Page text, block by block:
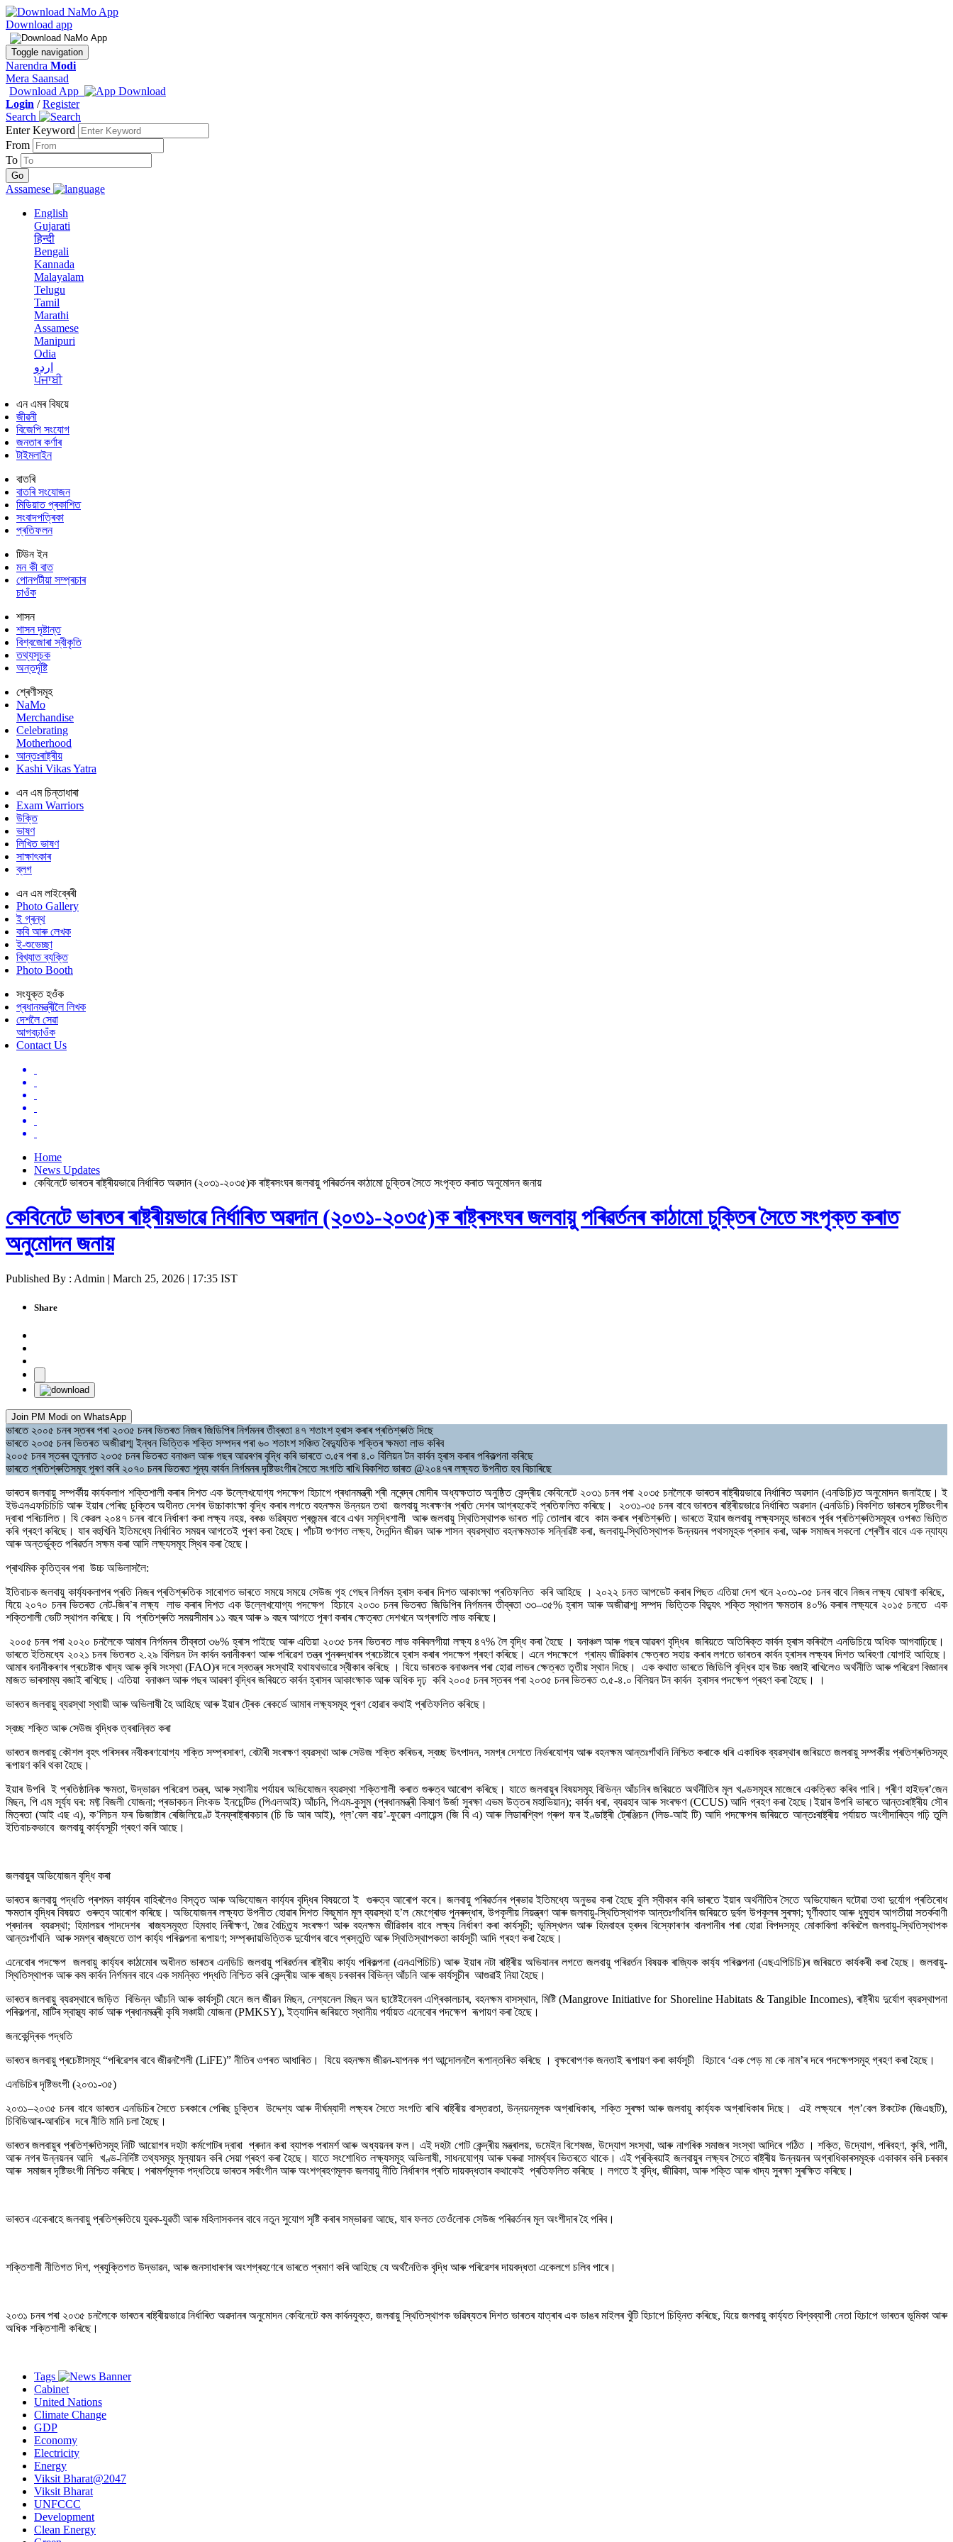
Download app
Toggle navigation
Narendra Modi
Mera Saansad
Download App
Login /Register
Search
Enter Keyword
From
To
Assamese
English
Gujarati
हिन्दी
Bengali
Kannada
Malayalam
Telugu
Tamil
Marathi
Assamese
Manipuri
Odia
اردو
ਪੰਜਾਬੀ
এন এমৰ বিষয়ে
জীৱনী
বিজেপি সংযোগ
জনতাৰ কৰ্ণাৰ
টাইমলাইন
বাতৰি
বাতৰি সংযোজন
মিডিয়াত প্ৰকাশিত
সংবাদপত্ৰিকা
প্ৰতিফলন
টিউন ইন
মন কী বাত
পোনপটীয়া সম্প্ৰচাৰ
চাওঁক
শাসন
শাসন দৃষ্টান্ত
বিশ্বজোৰা স্বীকৃতি
তথ্যসূচক
অন্তৰ্দৃষ্টি
শ্ৰেণীসমূহ
NaMo
Merchandise
Celebrating
Motherhood
আন্তঃৰাষ্ট্ৰীয়
Kashi Vikas Yatra
এন এম চিন্তাধাৰা
Exam Warriors
উক্তি
ভাষণ
লিখিত ভাষণ
সাক্ষাৎকাৰ
ব্লগ
এন এম লাইব্ৰেৰী
Photo Gallery
ই গ্ৰন্থ
কবি আৰু লেখক
ই-শুভেচ্ছা
বিখ্যাত ব্যক্তি
Photo Booth
সংযুক্ত হওঁক
প্ৰধানমন্ত্ৰীলৈ লিখক
দেশলৈ সেৱা
আগবঢ়াওঁক
Contact Us
Home
News Updates
কেবিনেটে ভাৰতৰ ৰাষ্ট্ৰীয়ভাৱে নিৰ্ধাৰিত অৱদান (২০৩১-২০৩৫)ক ৰাষ্ট্ৰসংঘৰ জলবায়ু পৰিৱৰ্তনৰ কাঠামো চুক্তিৰ সৈতে সংপৃক্ত কৰাত অনুমোদন জনায়
কেবিনেটে ভাৰতৰ ৰাষ্ট্ৰীয়ভাৱে নিৰ্ধাৰিত অৱদান (২০৩১-২০৩৫)ক ৰাষ্ট্ৰসংঘৰ জলবায়ু পৰিৱৰ্তনৰ কাঠামো চুক্তিৰ সৈতে সংপৃক্ত কৰাত
অনুমোদন জনায়
Published By : Admin | March 25, 2026 | 17:35 IST
Share
Join PM Modi on WhatsApp
ভাৰতে ২০০৫ চনৰ স্তৰৰ পৰা ২০৩৫ চনৰ ভিতৰত নিজৰ জিডিপিৰ নিৰ্গমনৰ তীব্ৰতা ৪৭ শতাংশ হ্ৰাস কৰাৰ প্ৰতিশ্ৰুতি দিছে
ভাৰতে ২০৩৫ চনৰ ভিতৰত অজীৱাশ্ম ইন্ধন ভিত্তিক শক্তি সম্পদৰ পৰা ৬০ শতাংশ সঞ্চিত বৈদ্যুতিক শক্তিৰ ক্ষমতা লাভ কৰিব
২০০৫ চনৰ স্তৰৰ তুলনাত ২০৩৫ চনৰ ভিতৰত বনাঞ্চল আৰু গছৰ আৱৰণৰ বৃদ্ধি কৰি ভাৰতে ৩.৫ৰ পৰা ৪.০ বিলিয়ন টন কাৰ্বন হ্ৰাস কৰাৰ পৰিকল্পনা কৰিছে
ভাৰতে প্ৰতিশ্ৰুতিসমূহ পূৰণ কৰি ২০৭০ চনৰ ভিতৰত শূন্য কাৰ্বন নিৰ্গমনৰ দৃষ্টিভংগীৰ সৈতে সংগতি ৰাখি বিকশিত ভাৰত @২০৪৭ৰ লক্ষ্যত উপনীত হব বিচাৰিছে
ভাৰতৰ জলবায়ু সম্পৰ্কীয় কাৰ্যকলাপ শক্তিশালী কৰাৰ দিশত এক উল্লেখযোগ্য পদক্ষেপ হিচাপে প্ৰধানমন্ত্ৰী শ্ৰী নৰেন্দ্ৰ মোদীৰ অধ্যক্ষতাত অনুষ্ঠিত কেন্দ্ৰীয় কেবিনেটে ২০৩১ চনৰ পৰা ২০৩৫ চনলৈকে ভাৰতৰ ৰাষ্ট্ৰীয়ভাৱে নিৰ্ধাৰিত অৱদান (এনডিচি)ত অনুমোদন জনাইছে। ই
ইউএনএফচিচিচি আৰু ইয়াৰ পেৰিছ চুক্তিৰ অধীনত দেশৰ উচ্চাকাংক্ষা বৃদ্ধি কৰাৰ লগতে বহনক্ষম উন্নয়ন তথা জলবায়ু সংৰক্ষণৰ প্ৰতি দেশৰ আগ্ৰহকেই প্ৰতিফলিত কৰিছে। ২০৩১-৩৫ চনৰ বাবে ভাৰতৰ ৰাষ্ট্ৰীয়ভাৱে নিৰ্ধাৰিত অৱদান (এনডিচি) বিকশিত ভাৰতৰ দৃষ্টিভংগীৰ
দ্বাৰা পৰিচালিত। যি কেৱল ২০৪৭ চনৰ বাবে নিৰ্ধাৰণ কৰা লক্ষ্য নহয়, বৰঞ্চ ভৱিষ্যত প্ৰজন্মৰ বাবে এখন সমৃদ্ধিশালী আৰু জলবায়ু স্থিতিস্থাপক ভাৰত গঢ়ি তোলাৰ বাবে কাম কৰাৰ প্ৰতিশ্ৰুতি। ভাৰতে ইয়াৰ জলবায়ু লক্ষ্যসমূহ ভাৰতৰ পূৰ্বৰ প্ৰতিশ্ৰুতিসমূহৰ ওপৰত ভিত্তি
কৰি গ্ৰহণ কৰিছে। যাৰ বহুখিনি ইতিমধ্যে নিৰ্ধাৰিত সময়ৰ আগতেই পূৰণ কৰা হৈছে। পাঁচটা গুণগত লক্ষ্য, দৈনন্দিন জীৱন আৰু শাসন ব্যৱস্থাত বহনক্ষমতাক সন্নিৱিষ্ট কৰা, জলবায়ু-স্থিতিস্থাপক উন্নয়নৰ পথসমূহক প্ৰসাৰ কৰা, আৰু সমাজৰ সকলো শ্ৰেণীৰ বাবে এক ন্যায্য
আৰু অন্তৰ্ভুক্ত পৰিৱৰ্তন সক্ষম কৰা আদি লক্ষ্যসমূহ স্থিৰ কৰা হৈছে।
প্ৰাথমিক কৃতিত্বৰ পৰা উচ্চ অভিলাসলৈ:
ইতিবাচক জলবায়ু কাৰ্য্যকলাপৰ প্ৰতি নিজৰ প্ৰতিশ্ৰুতিক সাৰোগত ভাৰতে সময়ে সময়ে সেউজ গৃহ গেছৰ নিৰ্গমন হ্ৰাস কৰাৰ দিশত আকাংক্ষা প্ৰতিফলিত কৰি আহিছে । ২০২২ চনত আপডেট কৰাৰ পিছত এতিয়া দেশ খনে ২০৩১-৩৫ চনৰ বাবে নিজৰ লক্ষ্য ঘোষণা কৰিছে,
যিয়ে ২০৭০ চনৰ ভিতৰত নেট-জিৰ’ৰ লক্ষ্য লাভ কৰাৰ দিশত এক উল্লেখযোগ্য পদক্ষেপ হিচাবে ২০৩০ চনৰ ভিতৰত জিডিপিৰ নিৰ্গমনৰ তীব্ৰতা ৩৩–৩৫% হ্ৰাস আৰু অজীৱাশ্ম সম্পদ ভিত্তিক বিদ্যুৎ শক্তি স্থাপন ক্ষমতাৰ ৪০% কৰাৰ লক্ষ্যৰে ২০১৫ চনতে এক
শক্তিশালী ভেটি স্থাপন কৰিছে। যি প্ৰতিশ্ৰুতি সময়সীমাৰ ১১ বছৰ আৰু ৯ বছৰ আগতে পূৰণ কৰাৰ ক্ষেত্ৰত দেশখনে অগ্ৰগতি লাভ কৰিছে।
২০০৫ চনৰ পৰা ২০২০ চনলৈকে আমাৰ নিৰ্গমনৰ তীব্ৰতা ৩৬% হ্ৰাস পাইছে আৰু এতিয়া ২০৩৫ চনৰ ভিতৰত লাভ কৰিবলগীয়া লক্ষ্য ৪৭% লৈ বৃদ্ধি কৰা হৈছে । বনাঞ্চল আৰু গছৰ আৱৰণ বৃদ্ধিৰ জৰিয়তে অতিৰিক্ত কাৰ্বন হ্ৰাস কৰিবলৈ এনডিচিয়ে অধিক আগবাঢ়িছে।
ভাৰতে ইতিমধ্যে ২০২১ চনৰ ভিতৰত ২.২৯ বিলিয়ন টন কাৰ্বন বনানীকৰণ আৰু পৰিৱেশ তন্ত্ৰ পুনৰুদ্ধাৰৰ প্ৰচেষ্টাৰে হ্ৰাস কৰাৰ পদক্ষেপ গ্ৰহণ কৰিছে। এনে পদক্ষেপে গ্ৰাম্য জীৱিকাৰ ক্ষেত্ৰত সহায় কৰাৰ লগতে ভাৰতৰ কাৰ্বন হ্ৰাসৰ লক্ষ্যৰ দিশত অৰিহণা যোগাই আহিছে।
আমাৰ বনানীকৰণৰ প্ৰচেষ্টাক খাদ্য আৰু কৃষি সংস্থা (FAO)ৰ দৰে স্বতন্ত্ৰ সংস্থাই যথাযথভাৱে স্বীকাৰ কৰিছে । যিয়ে ভাৰতক বনাঞ্চলৰ পৰা হোৱা লাভৰ ক্ষেত্ৰত তৃতীয় স্থান দিছে। এক কথাত ভাৰতে জিডিপি বৃদ্ধিৰ হাৰ উচ্চ বজাই ৰাখিলেও অৰ্থনীতি আৰু পৰিৱেশ বিজ্ঞানৰ
মাজত ভাৰসাম্য বজাই ৰাখিছে। এতিয়া বনাঞ্চল আৰু গছৰ আৱৰণ বৃদ্ধিৰ জৰিয়তে কাৰ্বন হ্ৰাসৰ আকাংক্ষাক আৰু অধিক দৃঢ় কৰি ২০০৫ চনৰ স্তৰৰ পৰা ২০৩৫ চনৰ ভিতৰত ৩.৫-৪.০ বিলিয়ন টন কাৰ্বন হ্ৰাসৰ পদক্ষেপ গ্ৰহণ কৰা হৈছে। ।
ভাৰতৰ জলবায়ু ব্যৱস্থা স্থায়ী আৰু অভিলাষী হৈ আহিছে আৰু ইয়াৰ ট্ৰেক ৰেকৰ্ডে আমাৰ লক্ষ্যসমূহ পূৰণ হোৱাৰ কথাই প্ৰতিফলিত কৰিছে।
স্বচ্ছ শক্তি আৰু সেউজ বৃদ্ধিক ত্বৰান্বিত কৰা
ভাৰতৰ জলবায়ু কৌশল বৃহৎ পৰিসৰৰ নবীকৰণযোগ্য শক্তি সম্প্ৰসাৰণ, বেটাৰী সংৰক্ষণ ব্যৱস্থা আৰু সেউজ শক্তি কৰিডৰ, স্বচ্ছ উৎপাদন, সমগ্ৰ দেশতে নিৰ্ভৰযোগ্য আৰু বহনক্ষম আন্তঃগাঁথনি নিশ্চিত কৰাকে ধৰি একাধিক ব্যৱস্থাৰ জৰিয়তে জলবায়ু সম্পৰ্কীয় প্ৰতিশ্ৰুতিসমূহ
ৰূপায়ণ কৰি থকা হৈছে।
ইয়াৰ উপৰি ই প্ৰতিষ্ঠানিক ক্ষমতা, উদ্ভাৱন পৰিৱেশ তন্ত্ৰ, আৰু স্থানীয় পৰ্যায়ৰ অভিযোজন ব্যৱস্থা শক্তিশালী কৰাত গুৰুত্ব আৰোপ কৰিছে। যাতে জলবায়ুৰ বিষয়সমূহ বিভিন্ন আঁচনিৰ জৰিয়তে অৰ্থনীতিৰ মূল খণ্ডসমূহৰ মাজেৰে একত্ৰিত কৰিব পাৰি। গ্ৰীণ হাইড্ৰ’জেন
মিছন, পি এম সূৰ্য্য ঘৰ: মফ্ট বিজলী যোজনা; প্ৰডাকচন লিংকড ইনচেন্টিভ (পিএলআই) আঁচনি, পিএম-কুসুম (প্ৰধানমন্ত্ৰী কিষাণ উৰ্জা সুৰক্ষা এভম উত্তৰ মহাভিয়ান); কাৰ্বন ধৰা, ব্যৱহাৰ আৰু সংৰক্ষণ (CCUS) আদি গ্ৰহণ কৰা হৈছে।ইয়াৰ উপৰি ভাৰতে আন্তঃৰাষ্ট্ৰীয় সৌৰ
মিত্ৰতা (আই এছ এ), ক’লিচন ফৰ ডিজাষ্টাৰ ৰেজিলিয়েণ্ট ইনফ্ৰাষ্ট্ৰাকচাৰ (চি ডি আৰ আই), গ্ল’বেল বায়’-ফুৱেল এলায়েন্স (জি বি এ) আৰু লিডাৰশ্বিপ গ্ৰুপ ফৰ ইণ্ডাষ্ট্ৰী ট্ৰেঞ্জিচন (লিড-আই টি) আদি পদক্ষেপৰ জৰিয়তে আন্তঃৰাষ্ট্ৰীয় পৰ্যায়ত অংশীদাৰিত্ব গঢ়ি তুলি
ইতিবাচকভাবে জলবায়ু কাৰ্য্যসূচী গ্ৰহণ কৰি আছে।
জলবায়ুৰ অভিযোজন বৃদ্ধি কৰা
ভাৰতৰ জলবায়ু পদ্ধতি প্ৰশমন কাৰ্য্যৰ বাহিৰলৈও বিস্তৃত আৰু অভিযোজন কাৰ্য্যৰ বৃদ্ধিৰ বিষয়তো ই গুৰুত্ব আৰোপ কৰে। জলবায়ু পৰিৱৰ্তনৰ প্ৰভাৱ ইতিমধ্যে অনুভৱ কৰা হৈছে বুলি স্বীকাৰ কৰি ভাৰতে ইয়াৰ অৰ্থনীতিৰ সৈতে অভিযোজন ঘটোৱা তথা দুৰ্যোগ প্ৰতিৰোধ
ক্ষমতাৰ বৃদ্ধিৰ বিষয়ত গুৰুত্ব আৰোপ কৰিছে। অভিযোজনৰ লক্ষ্যত উপনীত হোৱাৰ দিশত কিছুমান মূল ব্যৱস্থা হ’ল মেংগ্ৰোভ পুনৰুদ্ধাৰ, উপকূলীয় নিয়ন্ত্ৰণ আৰু জলবায়ু-স্থিতিস্থাপক আন্তঃগাঁথনিৰ জৰিয়তে দুৰ্বল উপকূলৰ সুৰক্ষা; ঘূৰ্ণীবতাহ আৰু ধুমুহাৰ আগতীয়া সতৰ্কবাণী
প্ৰদানৰ ব্যৱস্থা; হিমালয়ৰ পাদদেশৰ ৰাজ্যসমূহত হিমবাহ নিৰীক্ষণ, জৈৱ বৈচিত্ৰ্য সংৰক্ষণ আৰু বহনক্ষম জীৱিকাৰ বাবে লক্ষ্য নিৰ্ধাৰণ কৰা কাৰ্যসূচী; ভূমিস্খলন আৰু হিমবাহৰ হ্ৰদৰ বিস্ফোৰণৰ বানপানীৰ পৰা হোৱা বিপদসমূহ মোকাবিলা কৰিবলৈ জলবায়ু-স্থিতিস্থাপক
আন্তঃগাঁথনি আৰু সমগ্ৰ ৰাজ্যতে তাপ কাৰ্য্য পৰিকল্পনা ৰূপায়ণ; সম্প্ৰদায়ভিত্তিক দুৰ্যোগৰ বাবে প্ৰস্তুতি আৰু স্থিতিস্থাপকতা কাৰ্যসূচী আদি গ্ৰহণ কৰা হৈছে।
এনেবোৰ পদক্ষেপ জলবায়ু কাৰ্য্যৰ কাঠামোৰ অধীনত ভাৰতৰ এনডিচি জলবায়ু পৰিৱৰ্তনৰ ৰাষ্ট্ৰীয় কাৰ্য্য পৰিকল্পনা (এনএপিচিচি) আৰু ইয়াৰ নটা ৰাষ্ট্ৰীয় অভিযানৰ লগতে জলবায়ু পৰিৱৰ্তন বিষয়ক ৰাজ্যিক কাৰ্য্য পৰিকল্পনা (এছএপিচিচি)ৰ জৰিয়তে কাৰ্যকৰী কৰা হৈছে। জলবায়ু-
স্থিতিস্থাপক আৰু কম কাৰ্বন নিৰ্গমনৰ বাবে এক সমন্বিত পদ্ধতি নিশ্চিত কৰি কেন্দ্ৰীয় আৰু ৰাজ্য চৰকাৰৰ বিভিন্ন আঁচনি আৰু কাৰ্যসূচীৰ আগুৱাই নিয়া হৈছে।
ভাৰতৰ জলবায়ু ব্যৱস্থাৰে জড়িত বিভিন্ন আঁচনি আৰু কাৰ্যসূচী যেনে জল জীৱন মিছন, নেশ্যনেল মিছন অন ছাষ্টেইনেবল এগ্ৰিকালচাৰ, বহনক্ষম বাসস্থান, মিষ্টি (Mangrove Initiative for Shoreline Habitats & Tangible Incomes), ৰাষ্ট্ৰীয় দুৰ্যোগ ব্যৱস্থাপনা
পৰিকল্পনা, মাটিৰ স্বাস্থ্য কাৰ্ড আৰু প্ৰধানমন্ত্ৰী কৃষি সঞ্চায়ী যোজনা (PMKSY), ইত্যাদিৰ জৰিয়তে স্থানীয় পৰ্যায়ত এনেবোৰ পদক্ষেপ ৰূপায়ণ কৰা হৈছে।
জনকেন্দ্ৰিক পদ্ধতি
ভাৰতৰ জলবায়ু প্ৰচেষ্টাসমূহ “পৰিৱেশৰ বাবে জীৱনশৈলী (LiFE)” নীতিৰ ওপৰত আধাৰিত। যিয়ে বহনক্ষম জীৱন-যাপনক গণ আন্দোলনলৈ ৰূপান্তৰিত কৰিছে । বৃক্ষৰোপণক জনতাই ৰূপায়ণ কৰা কাৰ্যসূচী হিচাবে ‘এক পেড় মা কে নাম’ৰ দৰে পদক্ষেপসমূহ গ্ৰহণ কৰা হৈছে।
এনডিচিৰ দৃষ্টিভংগী (২০৩১-৩৫)
২০৩১–২০৩৫ চনৰ বাবে ভাৰতৰ এনডিচিৰ সৈতে চৰকাৰে পেৰিছ চুক্তিৰ উদ্দেশ্য আৰু দীৰ্ঘম্যাদী লক্ষ্যৰ সৈতে সংগতি ৰাখি ৰাষ্ট্ৰীয় বাস্তৱতা, উন্নয়নমূলক অগ্ৰাধিকাৰ, শক্তি সুৰক্ষা আৰু জলবায়ু কাৰ্য্যক অগ্ৰাধিকাৰ দিছে। এই লক্ষ্যৰে গ্ল’বেল ষ্টকটেক (জিএছটি),
চিবিডিআৰ-আৰচিৰ দৰে নীতি মানি চলা হৈছে।
ভাৰতৰ জলবায়ুৰ প্ৰতিশ্ৰুতিসমূহ নিটি আয়োগৰ দহটা কৰ্মগোটৰ দ্বাৰা প্ৰদান কৰা ব্যাপক পৰামৰ্শ আৰু অধ্যয়নৰ ফল। এই দহটা গোট কেন্দ্ৰীয় মন্ত্ৰালয়, ডমেইন বিশেষজ্ঞ, উদ্যোগ সংস্থা, আৰু নাগৰিক সমাজৰ সংস্থা আদিৰে গঠিত । শক্তি, উদ্যোগ, পৰিবহণ, কৃষি, পানী,
আৰু নগৰ উন্নয়নৰ আদি খণ্ড-নিৰ্দিষ্ট তথ্যসমূহ মূল্যায়ন কৰি সেয়া গ্ৰহণ কৰা হৈছে। যাতে সংশোধিত লক্ষ্যসমূহ অভিলাষী, সাধনযোগ্য আৰু ঘৰুৱা সামৰ্থ্যৰ ভিতৰতে থাকে। এই প্ৰক্ৰিয়াই জলবায়ুৰ লক্ষ্যৰ সৈতে ৰাষ্ট্ৰীয় উন্নয়নৰ অগ্ৰাধিকাৰসমূহক একাকাৰ কৰি চৰকাৰ
আৰু সমাজৰ দৃষ্টিভংগী নিশ্চিত কৰিছে। পৰামৰ্শমূলক পদ্ধতিয়ে ভাৰতৰ সৰ্বাংগীন আৰু অংশগ্ৰহণমূলক জলবায়ু নীতি নিৰ্ধাৰণৰ প্ৰতি দায়বদ্ধতাৰ কথাকেই প্ৰতিফলিত কৰিছে । লগতে ই বৃদ্ধি, জীৱিকা, আৰু শক্তি আৰু খাদ্য সুৰক্ষা সুৰক্ষিত কৰিছে।
ভাৰতৰ একেৰাহে জলবায়ু প্ৰতিশ্ৰুতিয়ে যুৱক-যুৱতী আৰু মহিলাসকলৰ বাবে নতুন সুযোগ সৃষ্টি কৰাৰ সম্ভাৱনা আছে, যাৰ ফলত তেওঁলোক সেউজ পৰিৱৰ্তনৰ মূল অংশীদাৰ হৈ পৰিব।
শক্তিশালী নীতিগত দিশ, প্ৰযুক্তিগত উদ্ভাৱন, আৰু জনসাধাৰণৰ অংশগ্ৰহণেৰে ভাৰতে প্ৰমাণ কৰি আহিছে যে অৰ্থনৈতিক বৃদ্ধি আৰু পৰিৱেশৰ দায়বদ্ধতা একেলগে চলিব পাৰে।
২০৩১ চনৰ পৰা ২০৩৫ চনলৈকে ভাৰতৰ ৰাষ্ট্ৰীয়ভাৱে নিৰ্ধাৰিত অৱদানৰ অনুমোদন কেবিনেটে কম কাৰ্বনযুক্ত, জলবায়ু স্থিতিস্থাপক ভৱিষ্যতৰ দিশত ভাৰতৰ যাত্ৰাৰ এক ডাঙৰ মাইলৰ খুঁটি হিচাপে চিহ্নিত কৰিছে, যিয়ে জলবায়ু কাৰ্য্যত বিশ্বব্যাপী নেতা হিচাপে ভাৰতৰ ভূমিকা আৰু
অধিক শক্তিশালী কৰিছে।
Tags
Cabinet
United Nations
Climate Change
GDP
Economy
Electricity
Energy
Viksit Bharat@2047
Viksit Bharat
UNFCCC
Development
Clean Energy